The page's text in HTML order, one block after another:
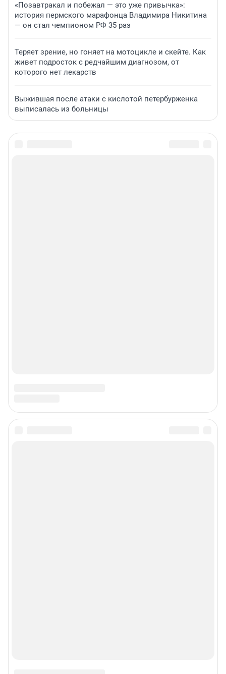
«Позавтракал и побежал — это уже привычка»:
история пермского марафонца Владимира Никитина
— он стал чемпионом РФ 35 раз
Теряет зрение, но гоняет на мотоцикле и скейте. Как
живет подросток с редчайшим диагнозом, от
которого нет лекарств
Выжившая после атаки с кислотой петербурженка
выписалась из больницы